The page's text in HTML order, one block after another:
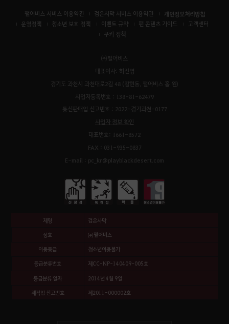
펄어비스 서비스 이용약관 검은사막 서비스 이용약관 개인정보처리방침
운영정책 청소년 보호 정책 이벤트 규약 팬 콘텐츠 가이드
고객센터
쿠키 정책
㈜펄어비스
대표이사: 허진영
경기도 과천시 과천대로2길 48 (갈현동, 펄어비스 홈 원)
사업자등록번호 : 138-81-62479
통신판매업 신고번호 : 2022-경기과천-0177
사업자 정보 확인
대표번호: 1661-8572
FAX : 031-935-0837
E-mail : pc_kr@playblackdesert.com
제명 검은사막
상호 ㈜펄어비스
이용등급 청소년이용불가
등급분류번호 제CC-NP-140409-005호
등급분류 일자 2014년 4월 9일
제작업 신고번호 제2011-000002호